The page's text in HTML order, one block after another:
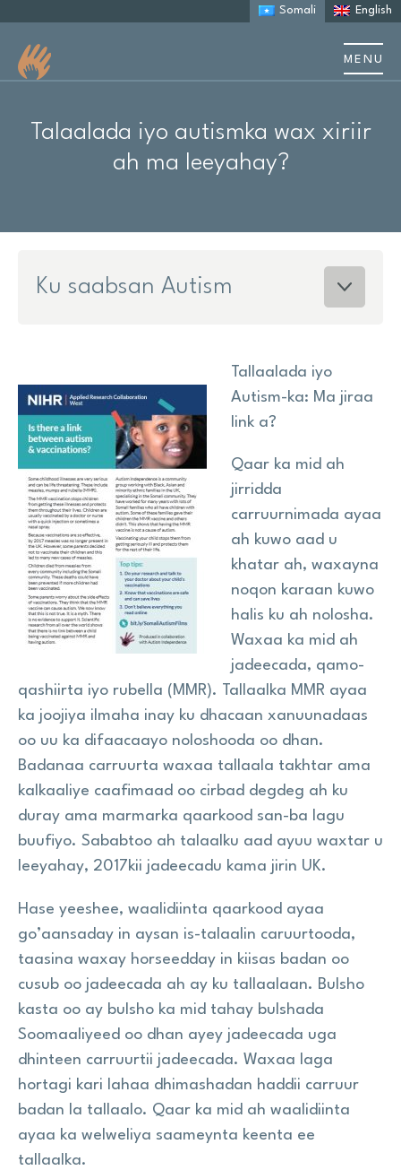
Somali English
MENU
Ku saabsan Autism
Cilmi baaris
Wararka
Na Taageer
Site
search
Talaalada iyo autismka wax xiriir
ah ma leeyahay?
Ku saabsan Autism
Tallaalada iyo
Autism-ka: Ma jiraa
link a?
Qaar ka mid ah
jirridda
carruurnimada ayaa
ah kuwo aad u
khatar ah, waxayna
noqon karaan kuwo
halis ku ah nolosha.
Waxaa ka mid ah
jadeecada, qamo-
qashiirta iyo rubella (MMR). Tallaalka MMR ayaa
ka joojiya ilmaha inay ku dhacaan xanuunadaas
oo uu ka difaacaayo noloshooda oo dhan.
Badanaa carruurta waxaa tallaala takhtar ama
kalkaaliye caafimaad oo cirbad degdeg ah ku
duray ama marmarka qaarkood san-ba lagu
buufiyo. Sababtoo ah talaalku aad ayuu waxtar u
leeyahay, 2017kii jadeecadu kama jirin UK.
Hase yeeshee, waalidiinta qaarkood ayaa
go’aansaday in aysan is-talaalin caruurtooda,
taasina waxay horseedday in kiisas badan oo
cusub oo jadeecada ah ay ku tallaalaan. Bulsho
kasta oo ay bulsho ka mid tahay bulshada
Soomaaliyeed oo dhan ayey jadeecada uga
dhinteen carruurtii jadeecada. Waxaa laga
hortagi kari lahaa dhimashadan haddii carruur
badan la tallaalo. Qaar ka mid ah waalidiinta
ayaa ka welweliya saameynta keenta ee
tallaalka.